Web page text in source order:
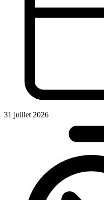
31 juillet 2026